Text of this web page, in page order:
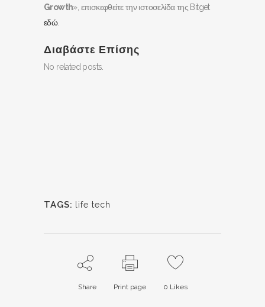
Growth», επισκεφθείτε την ιστοσελίδα της Bitget
εδώ.
Διαβάστε Επίσης
No related posts.
TAGS: life tech
Share Print page 0 Likes